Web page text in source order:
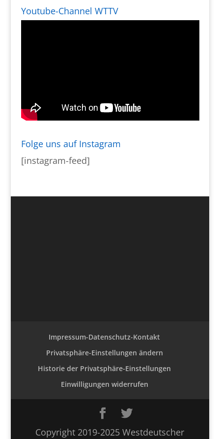
Youtube-Channel WTTV
Folge uns auf Instagram
[instagram-feed]
Impressum-Datenschutz-Kontakt
Privatsphäre-Einstellungen ändern
Historie der Privatsphäre-Einstellungen
Einwilligungen widerrufen
Copyright 2019-2025 Westdeutscher